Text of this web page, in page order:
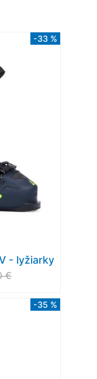
-33 %
- lyžiarky
€
-35 %